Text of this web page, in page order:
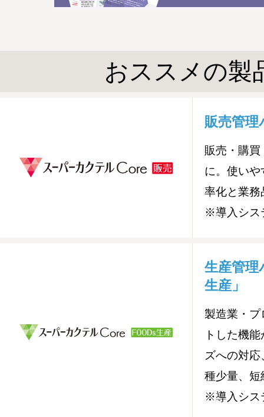
おススメの製
販売管
販売・購
に。使い
率化と業務
※導入シス
生産管理
生産」
製造業・プ
トした機
ズへの対
種少量、短
※導入シス